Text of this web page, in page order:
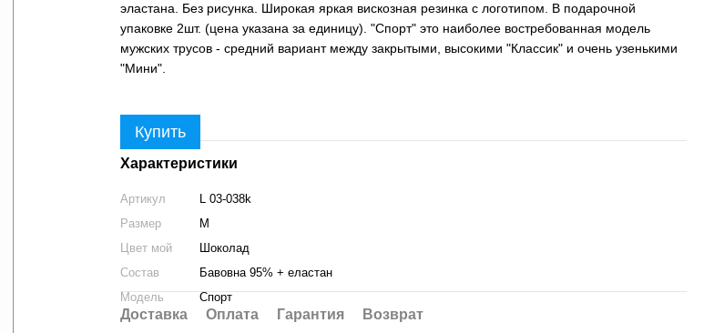
эластана. Без рисунка. Широкая яркая вискозная резинка с логотипом. В подарочной
упаковке 2шт. (цена указана за единицу). "Спорт" это наиболее востребованная модель
мужских трусов - средний вариант между закрытыми, высокими "Классик" и очень узенькими
"Мини".
Купить
Характеристики
Артикул
L 03-038k
Размер
M
Цвет мой
Шоколад
Состав
Бавовна 95% + еластан
Модель
Спорт
Доставка Оплата Гарантия Возврат